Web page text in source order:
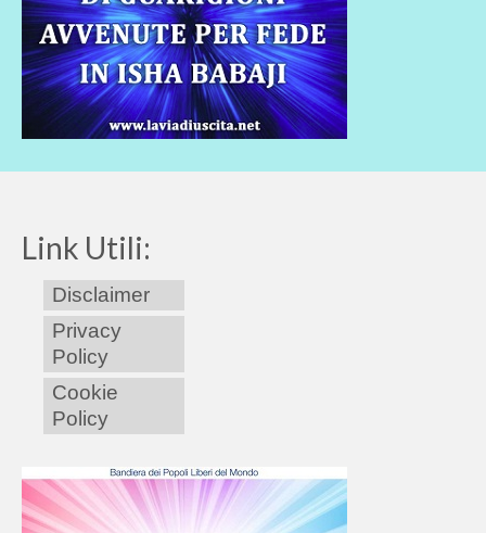
Link Utili:
Disclaimer
Privacy
Policy
Cookie
Policy